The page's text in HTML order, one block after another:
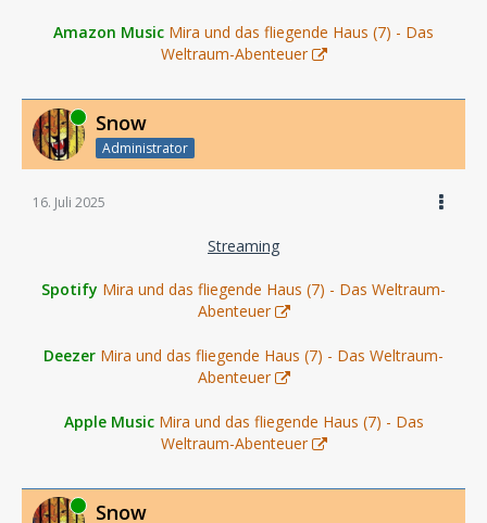
Amazon Music Mira und das fliegende Haus (7) - Das
Weltraum-Abenteuer
Online Snow
Administrator
16. Juli 2025
Streaming
Spotify Mira und das fliegende Haus (7) - Das Weltraum-
Abenteuer
Deezer Mira und das fliegende Haus (7) - Das Weltraum-
Abenteuer
Apple Music Mira und das fliegende Haus (7) - Das
Weltraum-Abenteuer
Online Snow